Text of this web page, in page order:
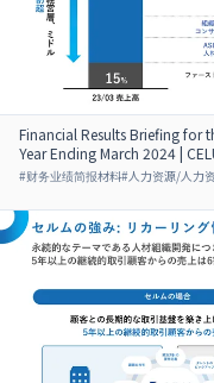
Financial Results Briefing for
Year Ending March 2024 |
#财务业绩简报材料#人力资源/人力